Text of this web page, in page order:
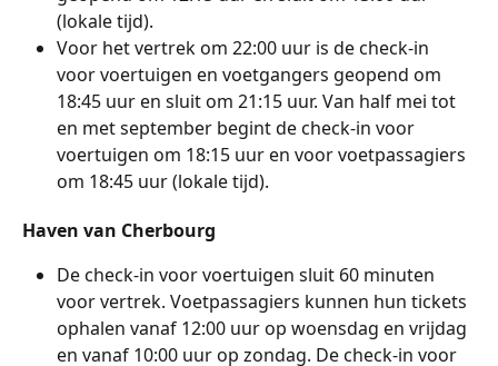
(lokale tijd).
Voor het vertrek om 22:00 uur is de check-in
voor voertuigen en voetgangers geopend om
18:45 uur en sluit om 21:15 uur. Van half mei tot
en met september begint de check-in voor
voertuigen om 18:15 uur en voor voetpassagiers
om 18:45 uur (lokale tijd).
Haven van Cherbourg
De check-in voor voertuigen sluit 60 minuten
voor vertrek. Voetpassagiers kunnen hun tickets
ophalen vanaf 12:00 uur op woensdag en vrijdag
en vanaf 10:00 uur op zondag. De check-in voor